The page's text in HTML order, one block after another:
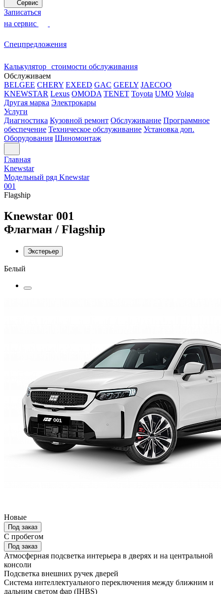
Сервис
Записаться
на сервис
Спецпредложения
Калькулятор стоимости обслуживания
Обслуживаем
BELGEE CHERY EXEED GAC GEELY JAECOO
KNEWSTAR Lexus OMODA TENET Toyota UMO Volga
Другая марка Электрокары
Услуги
Диагностика Кузовной ремонт Обслуживание Программное
обеспечение Техническое обслуживание Установка доп.
Оборудования Шиномонтаж
Главная
Knewstar
Модельный ряд Knewstar
001
Flagship
Knewstar 001
Флагман / Flagship
Экстерьер
Белый
Новые
Под заказ
С пробегом
Под заказ
Атмосферная подсветка интерьера в дверях и на центральной
консоли
Подсветка внешних ручек дверей
Система интеллектуального переключения между ближним и
дальним светом фар (IHBS)